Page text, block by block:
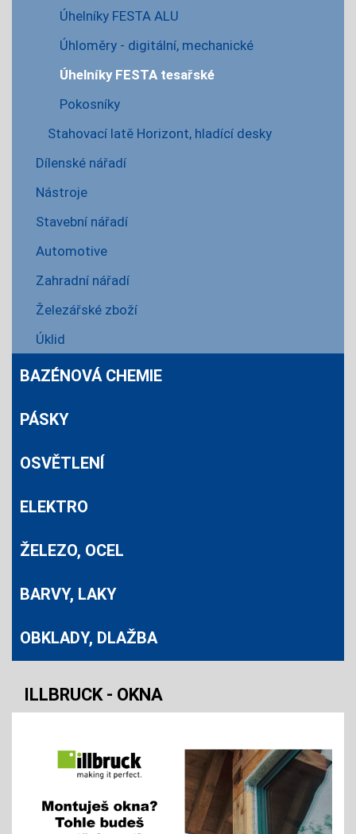
Úhelníky FESTA ALU
Úhloměry - digitální, mechanické
Úhelníky FESTA tesařské
Pokosníky
Stahovací latě Horizont, hladící desky
Dílenské nářadí
Nástroje
Stavební nářadí
Automotive
Zahradní nářadí
Železářské zboží
Úklid
BAZÉNOVÁ CHEMIE
PÁSKY
OSVĚTLENÍ
ELEKTRO
ŽELEZO, OCEL
BARVY, LAKY
OBKLADY, DLAŽBA
ILLBRUCK - OKNA